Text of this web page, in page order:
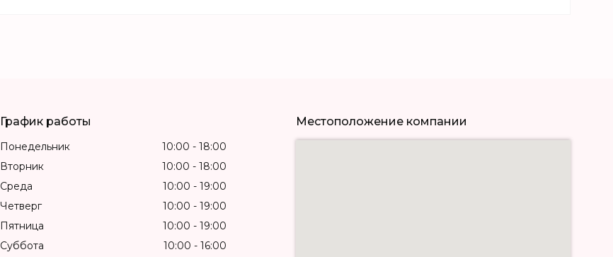
График работы
Понедельник 10:00
18:00
Вторник
10:00
18:00
Среда
10:00
19:00
Четверг
10:00
19:00
Пятница
10:00
19:00
Суббота
10:00
16:00
Местоположение компании